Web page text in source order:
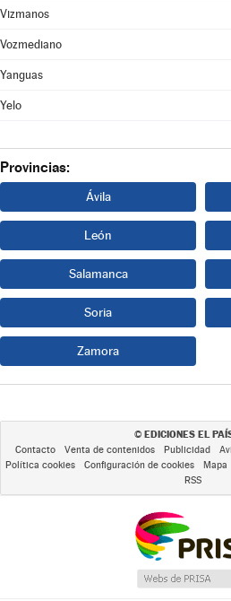
Vizmanos
Vozmediano
Yanguas
Yelo
Provincias:
Ávila
León
Salamanca
Soria
Zamora
© EDICIONES EL
Contacto Venta de contenidos Publicidad
Política cookies
Configuración de cookies Mapa
RSS